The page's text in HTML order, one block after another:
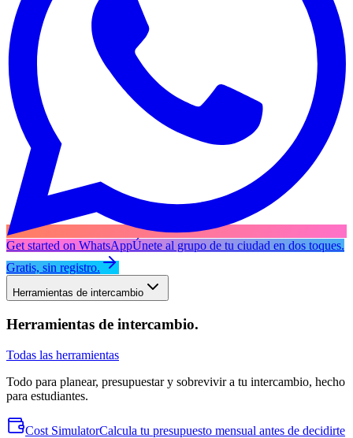
Get started on WhatsAppÚnete al grupo de tu ciudad en dos toques.
Gratis, sin registro.
Herramientas de intercambio
Herramientas de intercambio.
Todas las herramientas
Todo para planear, presupuestar y sobrevivir a tu intercambio, hecho
para estudiantes.
Cost SimulatorCalcula tu presupuesto mensual antes de decidirte